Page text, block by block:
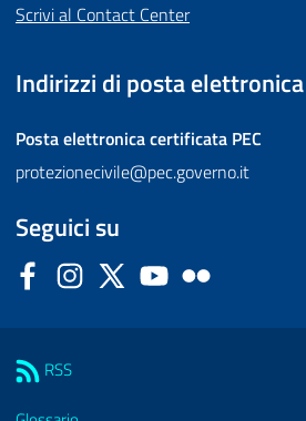
Scrivi al Contact Center
Indirizzi di posta elettronica
Posta elettronica certificata PEC
protezionecivile@pec.governo.it
Seguici su
FacebookInstagram
Twitter YouTube
RSS